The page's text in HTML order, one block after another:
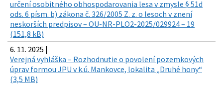
určení osobitného obhospodarovania lesa v zmysle § 51d
ods. 6 písm. b) zákona č. 326/2005 Z. z. o lesoch v znení
neskorších predpisov – OU-NR-PLO2-2025/029924 – 19
(151,8 kB)
6. 11. 2025 |
Verejná vyhláška – Rozhodnutie o povolení pozemkových
úprav formou JPU v k.ú. Mankovce, lokalita „Druhé hony“
(3,5 MB)